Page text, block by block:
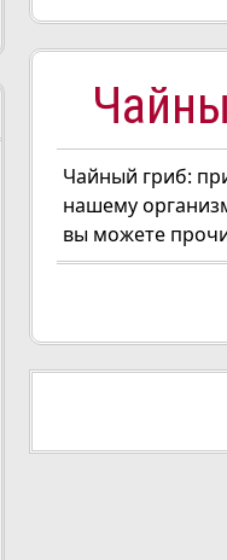
Чайный гриб:
нашему
вы можете
по